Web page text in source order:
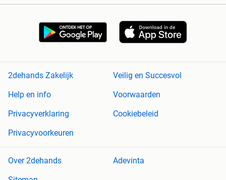
2dehands Zakelijk
Veilig en Succesvol
Help en info
Voorwaarden
Privacyverklaring
Cookiebeleid
Privacyvoorkeuren
Over 2dehands
Adevinta